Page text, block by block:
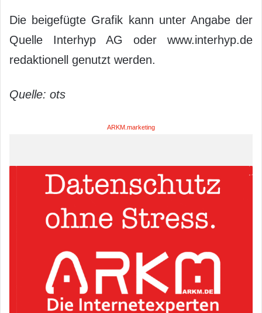
Die beigefügte Grafik kann unter Angabe der
Quelle Interhyp AG oder www.interhyp.de
redaktionell genutzt werden.
Quelle: ots
ARKM.marketing